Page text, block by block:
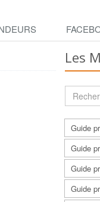
Les
Guide
Guide
Guide
Guide